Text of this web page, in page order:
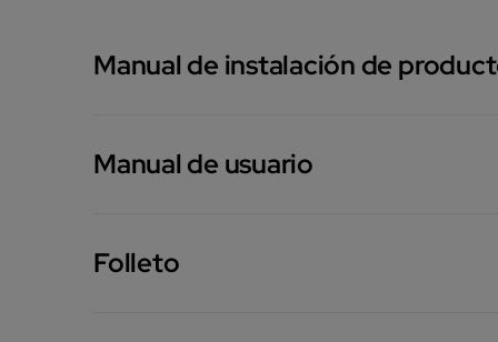
Manual de instalación de
Manual de usuario
Folleto